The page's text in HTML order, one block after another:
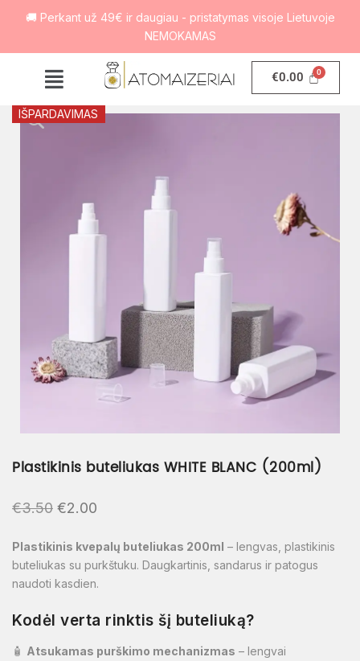
🚚 Perkant už 49€ ir daugiau - pristatymas visoje Lietuvoje
NEMOKAMAS
€0.00
IŠPARDAVIMAS
Plastikinis buteliukas WHITE BLANC (200ml)
€3.50 €2.00
Plastikinis kvepalų buteliukas 200ml – lengvas, plastikinis
buteliukas su purkštuku. Daugkartinis, sandarus ir patogus
naudoti kasdien.
Kodėl verta rinktis šį buteliuką?
🧴 Atsukamas purškimo mechanizmas – lengvai